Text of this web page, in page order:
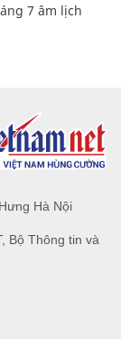
7 âm lịch
Hà Nội
Bộ Thông tin và